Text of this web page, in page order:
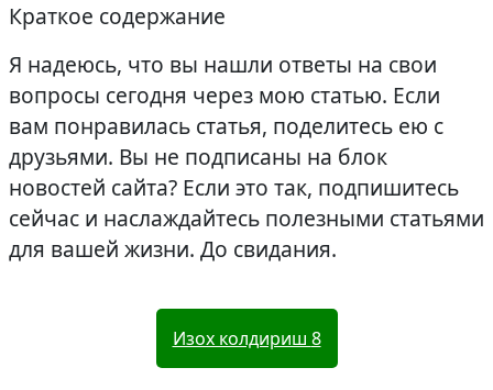
Краткое содержание
Я надеюсь, что вы нашли ответы на свои
вопросы сегодня через мою статью. Если
вам понравилась статья, поделитесь ею с
друзьями. Вы не подписаны на блок
новостей сайта? Если это так, подпишитесь
сейчас и наслаждайтесь полезными статьями
для вашей жизни. До свидания.
Изох колдириш 8